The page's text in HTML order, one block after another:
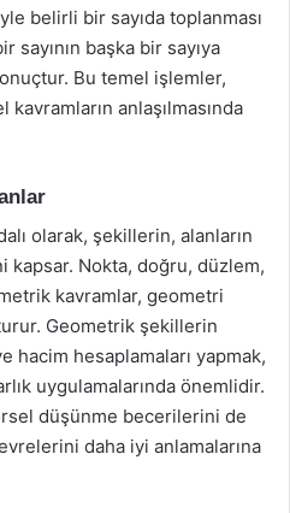
belirli bir sayıda toplanması
sayının başka bir sayıya
Bu temel işlemler,
anlaşılmasında
olarak, şekillerin, alanların
Nokta, doğru, düzlem,
kavramlar, geometri
Geometrik şekillerin
hacim hesaplamaları yapmak,
uygulamalarında önemlidir.
düşünme becerilerini de
daha iyi anlamalarına